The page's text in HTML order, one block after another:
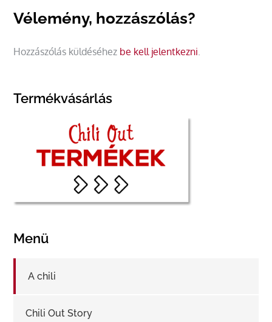
Vélemény, hozzászólás?
Hozzászólás küldéséhez be kell jelentkezni.
Termékvásárlás
Menü
A chili
Chili Out Story